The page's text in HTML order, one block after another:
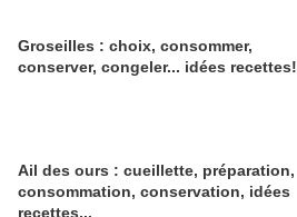
Groseilles : choix, consommer,
conserver, congeler... idées recettes!
Ail des ours : cueillette, préparation,
consommation, conservation, idées
recettes...